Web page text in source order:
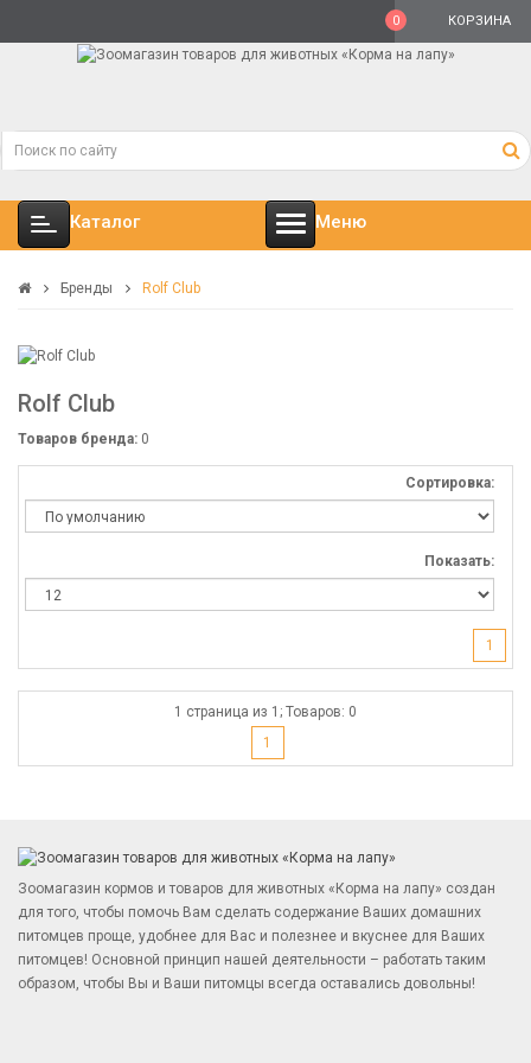
КОРЗИНА
0
Каталог Меню
Бренды Rolf Club
Rolf Club
Товаров бренда: 0
Сортировка:
Показать:
1
1 страница из 1; Товаров: 0
1
Зоомагазин кормов и товаров для животных «Корма на лапу» создан
для того, чтобы помочь Вам сделать содержание Ваших домашних
питомцев проще, удобнее для Вас и полезнее и вкуснее для Ваших
питомцев! Основной принцип нашей деятельности – работать таким
образом, чтобы Вы и Ваши питомцы всегда оставались довольны!